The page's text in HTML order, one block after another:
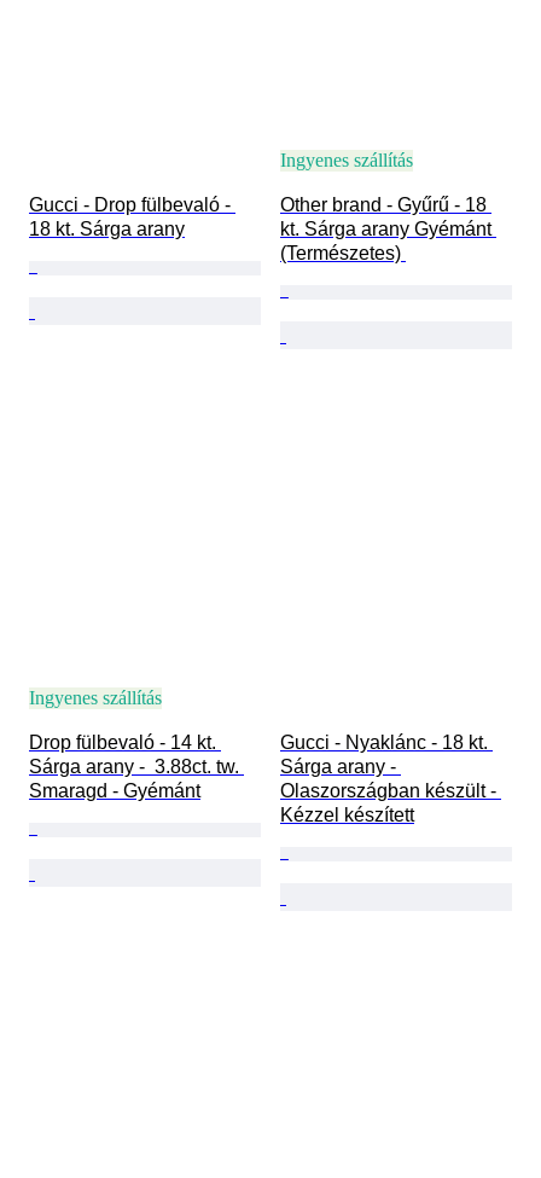
Gucci - Drop fülbevaló -
18 kt. Sárga arany
Ingyenes szállítás
Other brand - Gyűrű - 18
kt. Sárga arany Gyémánt
(Természetes)
Ingyenes szállítás
Drop fülbevaló - 14 kt.
Sárga arany -  3.88ct. tw.
Smaragd - Gyémánt
Gucci - Nyaklánc - 18 kt.
Sárga arany -
Olaszországban készült -
Kézzel készített